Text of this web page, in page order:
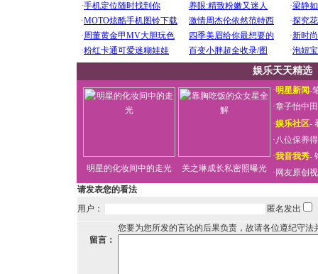
娱乐天天精选
明星的化妆间中的走光 关之琳成长私密照曝光
·明星新闻-
·章子怡中
·娱乐社区-
·八位保养
·我音我秀-
· 网友原创
请发表您的看法
用户：
匿名发出
您要为您所发的言论的后果负责，故请各位遵纪守法
留言：